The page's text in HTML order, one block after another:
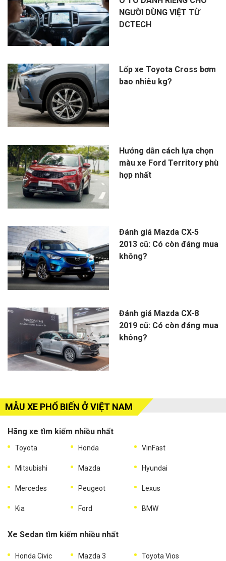
NGƯỜI DÙNG VIỆT TỪ
DCTECH
Lốp xe Toyota Cross bơm
bao nhiêu kg?
Hướng dẫn cách lựa chọn
màu xe Ford Territory phù
hợp nhất
Đánh giá Mazda CX-5
2013 cũ: Có còn đáng mua
không?
Đánh giá Mazda CX-8
2019 cũ: Có còn đáng mua
không?
MẪU XE PHỔ BIẾN Ở VIỆT NAM
Hãng xe tìm kiếm nhiều nhất
Toyota Honda VinFast
Mitsubishi Mazda Hyundai
Mercedes Peugeot Lexus
Kia Ford BMW
Xe Sedan tìm kiếm nhiều nhất
Honda Civic Mazda 3 Toyota Vios